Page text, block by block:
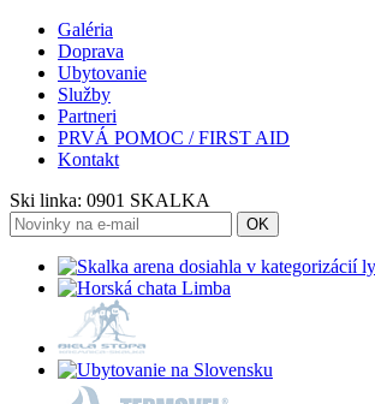
Galéria
Doprava
Ubytovanie
Služby
Partneri
PRVÁ POMOC / FIRST AID
Kontakt
Ski linka: 0901 SKALKA